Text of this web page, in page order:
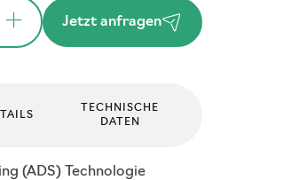
Jetzt anfragen
TECHNISCHE
DATEN
(ADS) Technologie